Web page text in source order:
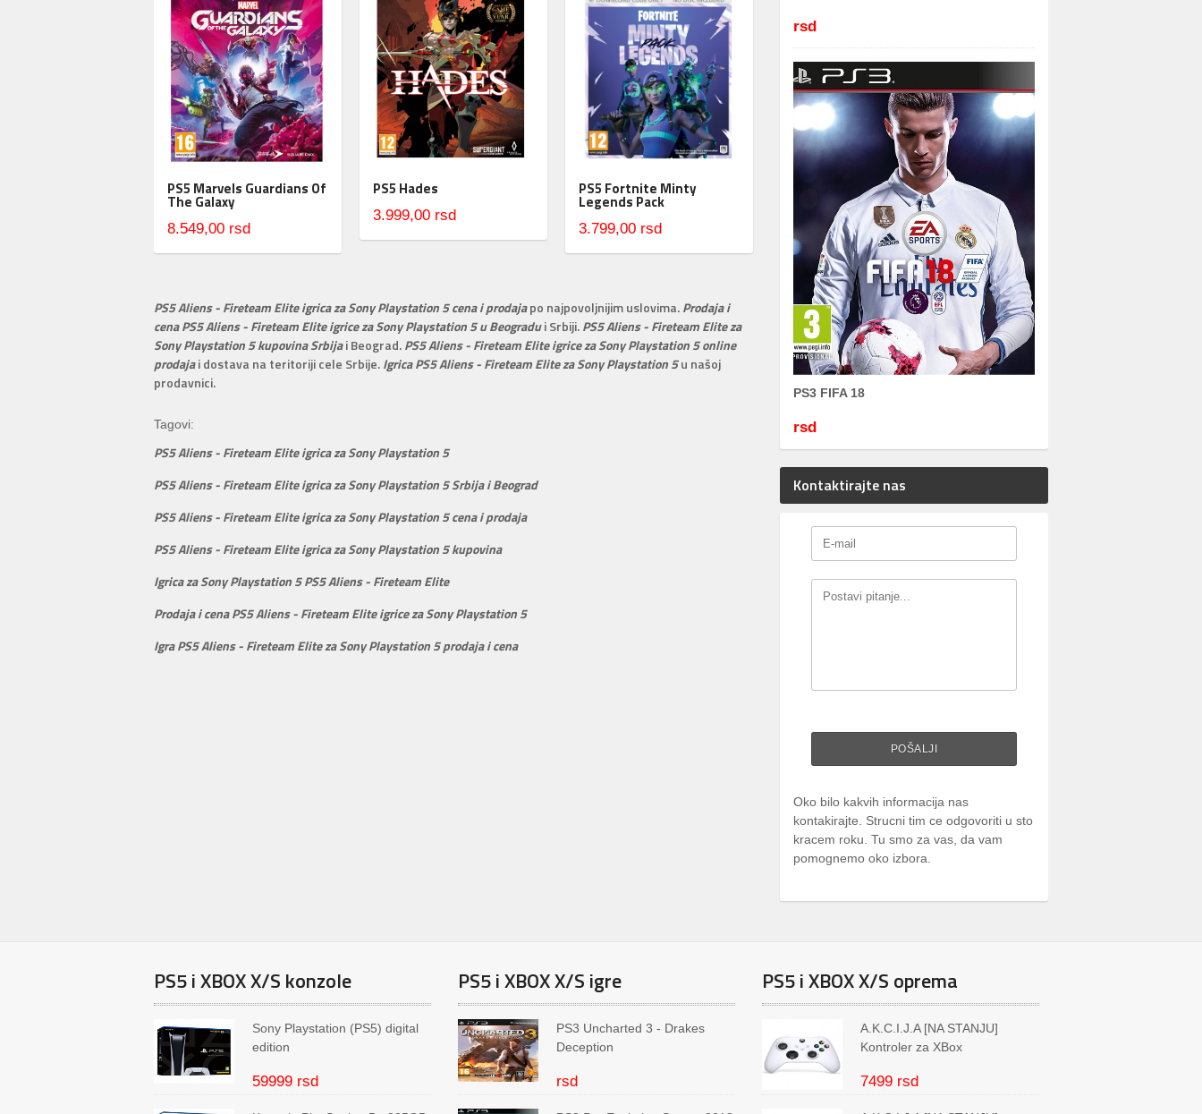
PS5 Marvels Guardians Of
The Galaxy
8.549,00 rsd
PS5 Hades
3.999,00 rsd
PS5 Fortnite Minty
Legends Pack
3.799,00 rsd
PS5 Aliens - Fireteam Elite igrica za Sony Playstation 5 cena i prodajapo najpovoljnijim uslovima.Prodaja i
cena PS5 Aliens - Fireteam Elite igrice za Sony Playstation 5 u Beogradui Srbiji.PS5 Aliens - Fireteam Elite za
Sony Playstation 5 kupovina Srbijai Beograd.PS5 Aliens - Fireteam Elite igrice za Sony Playstation 5 online
prodajai dostava na teritoriji cele Srbije.Igrica PS5 Aliens - Fireteam Elite za Sony Playstation 5u našoj
prodavnici.
Tagovi:
PS5 Aliens - Fireteam Elite igrica za Sony Playstation 5
PS5 Aliens - Fireteam Elite igrica za Sony Playstation 5 Srbija i Beograd
PS5 Aliens - Fireteam Elite igrica za Sony Playstation 5 cena i prodaja
PS5 Aliens - Fireteam Elite igrica za Sony Playstation 5 kupovina
Igrica za Sony Playstation 5 PS5 Aliens - Fireteam Elite
Prodaja i cena PS5 Aliens - Fireteam Elite igrice za Sony Playstation 5
Igra PS5 Aliens - Fireteam Elite za Sony Playstation 5 prodaja i cena
rsd
PS3 FIFA 18
rsd
Kontaktirajte nas
Oko bilo kakvih informacija nas
kontakirajte. Strucni tim ce odgovoriti u sto
kracem roku. Tu smo za vas, da vam
pomognemo oko izbora.
PS5 i XBOX X/S konzole
Sony Playstation (PS5) digital
edition
59999 rsd
PS5 i XBOX X/S igre
PS3 Uncharted 3 - Drakes
Deception
rsd
PS5 i XBOX X/S oprema
A.K.C.I.J.A [NA STANJU]
Kontroler za XBox
7499 rsd